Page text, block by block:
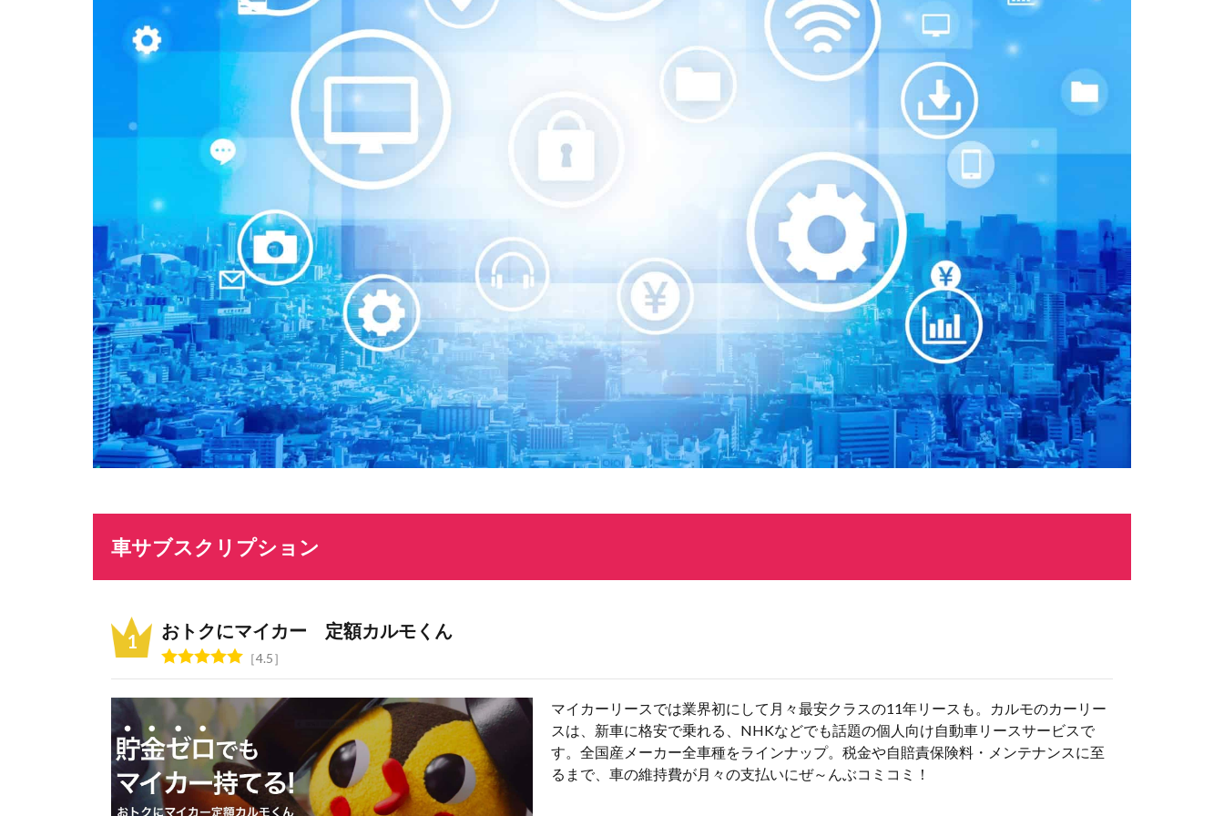
車サブスクリプション
おトクにマイカー 定額カルモくん
4.5
マイカーリースでは業界初にして月々最安クラスの11年リースも。カルモのカーリー
スは、新車に格安で乗れる、NHKなどでも話題の個人向け自動車リースサービスで
す。全国産メーカー全車種をラインナップ。税金や自賠責保険料・メンテナンスに至
るまで、車の維持費が月々の支払いにぜ～んぶコミコミ！